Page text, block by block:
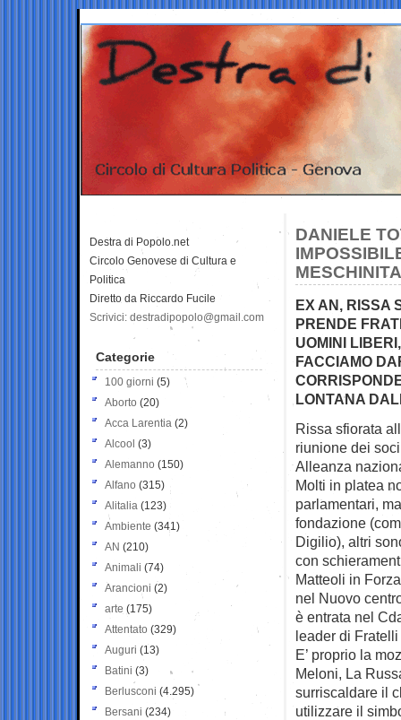
DANIELE
EX AN, RISSA
PRENDE
UOMINI
FACCIAMO
LONTANA
Rissa sfiorata
riunione dei
Alleanza
Molti in platea
parlamentari,
fondazione
Digilio), altri
con
Matteoli in
nel Nuovo
è entrata nel
leader di
E’ proprio la
Meloni, La
surriscaldare il
utilizzare il
Destra di Popolo.net
Circolo Genovese di Cultura e
Politica
Diretto da Riccardo Fucile
Scrivici: destradipopolo@gmail.com
Categorie
100 giorni (5)
Aborto (20)
Acca Larentia (2)
Alcool (3)
Alemanno (150)
Alfano (315)
Alitalia (123)
Ambiente (341)
AN (210)
Animali (74)
Arancioni (2)
arte (175)
Attentato (329)
Auguri (13)
Batini (3)
Berlusconi (4.295)
Bersani (234)